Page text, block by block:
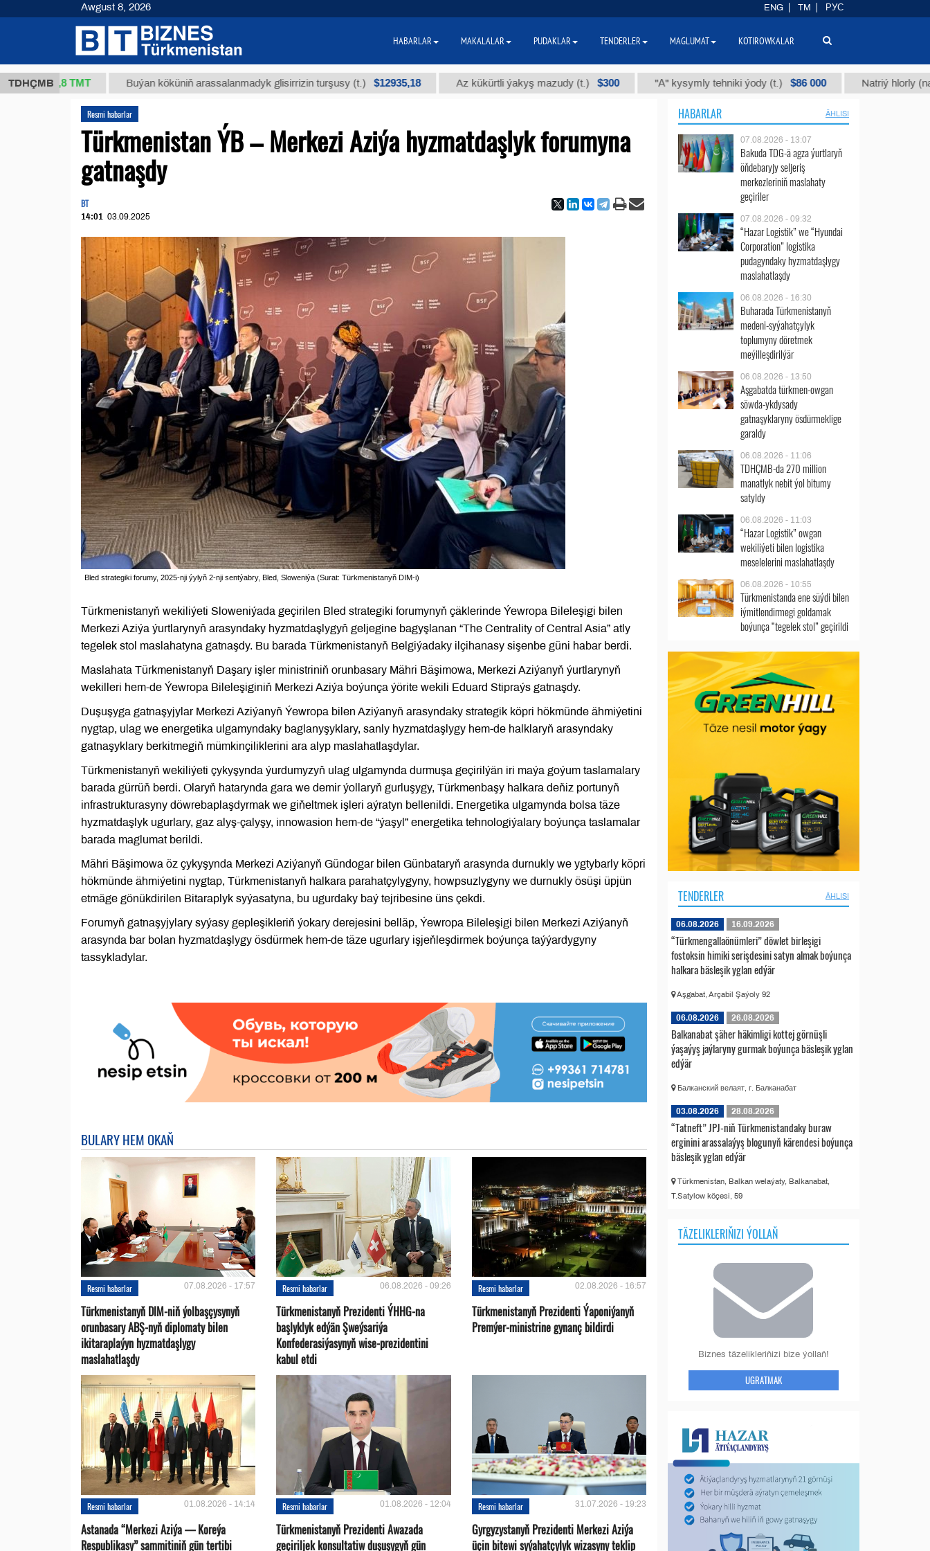
TDHÇMB
37,8 ТМТ Buýan köküniň arassalanmadyk glisirrizin turşusy (t.) $12935,18 Az kükürtli ýakyş mazudy (t.) $300 "А" kysymly tehniki ýody (t.) $86 000 Natriý hlorly (nahar
Resmi habarlar
Türkmenistan ÝB – Merkezi Aziýa hyzmatdaşlyk forumyna
gatnaşdy
BT
14:01 03.09.2025
Bled strategiki forumy, 2025-nji ýylyň 2-nji sentýabry, Bled, Sloweniýa (Surat: Türkmenistanyň DIM-i)
Türkmenistanyň wekiliýeti Sloweniýada geçirilen Bled strategiki forumynyň çäklerinde Ýewropa Bileleşigi bilen
Merkezi Aziýa ýurtlarynyň arasyndaky hyzmatdaşlygyň geljegine bagyşlanan “The Centrality of Central Asia” atly
tegelek stol maslahatyna gatnaşdy. Bu barada Türkmenistanyň Belgiýadaky ilçihanasy sişenbe güni habar berdi.
Maslahata Türkmenistanyň Daşary işler ministriniň orunbasary Mähri Bäşimowa, Merkezi Aziýanyň ýurtlarynyň
wekilleri hem-de Ýewropa Bileleşiginiň Merkezi Aziýa boýunça ýörite wekili Eduard Stipraýs gatnaşdy.
Duşuşyga gatnaşyjylar Merkezi Aziýanyň Ýewropa bilen Aziýanyň arasyndaky strategik köpri hökmünde ähmiýetini
nygtap, ulag we energetika ulgamyndaky baglanyşyklary, sanly hyzmatdaşlygy hem-de halklaryň arasyndaky
gatnaşyklary berkitmegiň mümkinçiliklerini ara alyp maslahatlaşdylar.
Türkmenistanyň wekiliýeti çykyşynda ýurdumyzyň ulag ulgamynda durmuşa geçirilýän iri maýa goýum taslamalary
barada gürrüň berdi. Olaryň hatarynda gara we demir ýollaryň gurluşygy, Türkmenbaşy halkara deňiz portunyň
infrastrukturasyny döwrebaplaşdyrmak we giňeltmek işleri aýratyn bellenildi. Energetika ulgamynda bolsa täze
hyzmatdaşlyk ugurlary, gaz alyş-çalyşy, innowasion hem-de “ýaşyl” energetika tehnologiýalary boýunça taslamalar
barada maglumat berildi.
Mähri Bäşimowa öz çykyşynda Merkezi Aziýanyň Gündogar bilen Günbataryň arasynda durnukly we ygtybarly köpri
hökmünde ähmiýetini nygtap, Türkmenistanyň halkara parahatçylygyny, howpsuzlygyny we durnukly ösüşi üpjün
etmäge gönükdirilen Bitaraplyk syýasatyna, bu ugurdaky baý tejribesine üns çekdi.
Forumyň gatnaşyjylary syýasy gepleşikleriň ýokary derejesini belläp, Ýewropa Bileleşigi bilen Merkezi Aziýanyň
arasynda bar bolan hyzmatdaşlygy ösdürmek hem-de täze ugurlary işjeňleşdirmek boýunça taýýardygyny
tassykladylar.
BULARY HEM OKAŇ
Resmi habarlar 07.08.2026 - 17:57
Türkmenistanyň DIM-niň ýolbaşçysynyň
orunbasary ABŞ-nyň diplomaty bilen
ikitaraplaýyn hyzmatdaşlygy
maslahatlaşdy
Resmi habarlar 06.08.2026 - 09:26
Türkmenistanyň Prezidenti ÝHHG-na
başlyklyk edýän Şweýsariýa
Konfederasiýasynyň wise-prezidentini
kabul etdi
Resmi habarlar 02.08.2026 - 16:57
Türkmenistanyň Prezidenti Ýaponiýanyň
Premýer-ministrine gynanç bildirdi
Resmi habarlar 01.08.2026 - 14:14
Astanada “Merkezi Aziýa — Koreýa
Respublikasy” sammitiniň gün tertibi
Resmi habarlar 01.08.2026 - 12:04
Türkmenistanyň Prezidenti Awazada
geçiriljek konsultatiw duşuşygyň gün
Resmi habarlar 31.07.2026 - 19:23
Gyrgyzystanyň Prezidenti Merkezi Aziýa
üçin bitewi syýahatçylyk wizasyny teklip
HABARLAR ÄHLISI
07.08.2026 - 13:07
Bakuda TDG-ä agza ýurtlaryň
öňdebaryjy seljeriş
merkezleriniň maslahaty
geçiriler
07.08.2026 - 09:32
“Hazar Logistik” we “Hyundai
Corporation” logistika
pudagyndaky hyzmatdaşlygy
maslahatlaşdy
06.08.2026 - 16:30
Buharada Türkmenistanyň
medeni-syýahatçylyk
toplumyny döretmek
meýilleşdirilýär
06.08.2026 - 13:50
Aşgabatda türkmen-owgan
söwda-ykdysady
gatnaşyklaryny ösdürmeklige
garaldy
06.08.2026 - 11:06
TDHÇMB-da 270 million
manatlyk nebit ýol bitumy
satyldy
06.08.2026 - 11:03
“Hazar Logistik” owgan
wekiliýeti bilen logistika
meselelerini maslahatlaşdy
06.08.2026 - 10:55
Türkmenistanda ene süýdi bilen
iýmitlendirmegi goldamak
boýunça “tegelek stol” geçirildi
TENDERLER ÄHLISI
06.08.2026 16.09.2026
“Türkmengallaönümleri” döwlet birleşigi
fostoksin himiki serişdesini satyn almak boýunça
halkara bäsleşik yglan edýär
Aşgabat, Arçabil Şaýoly 92
06.08.2026 26.08.2026
Balkanabat şäher häkimligi kottej görnüşli
ýaşaýyş jaýlaryny gurmak boýunça bäsleşik yglan
edýär
Балканский велаят, г. Балканабат
03.08.2026 28.08.2026
“Tatneft” JPJ-niň Türkmenistandaky buraw
erginini arassalaýyş blogunyň kärendesi boýunça
bäsleşik yglan edýär
Türkmenistan, Balkan welaýaty, Balkanabat,
T.Satylow köçesi, 59
TÄZELIKLERIŇIZI ÝOLLAŇ
Biznes täzelikleriňizi bize ýollaň!
UGRATMAK
Awgust 8, 2026 ENG TM РУС
HABARLAR MAKALALAR PUDAKLAR TENDERLER MAGLUMAT KOTIROWKALAR